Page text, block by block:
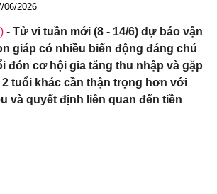
06/2026
- Tử vi tuần mới (8 - 14/6) dự báo vận
giáp có nhiều biến động đáng chú
đón cơ hội gia tăng thu nhập và gặp
tuổi khác cần thận trọng hơn với
và quyết định liên quan đến tiền